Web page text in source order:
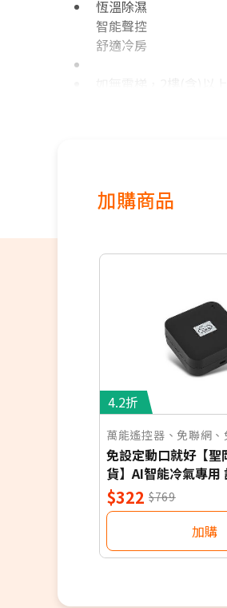
恆溫除濕
智能聲控
舒適冷房
如無電梯，2樓(含)
順序陸續出貨，如遇
若您同意以上約定事項
加購商品
4.2折
萬能遙控器、免聯網
免設定動口就好【聖
貨】AI智能冷氣專用
保固一年 適用對應廠
$322 $769
加購